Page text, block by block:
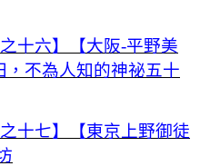
十六】【大阪-平野美
不為人知的神祕五十
十七】【東京上野御徒